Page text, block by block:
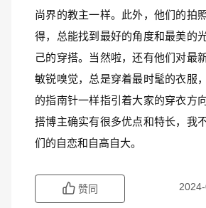
尚界的教主一样。此外，他们的拍
得，总能找到最好的角度和最美的
己的穿搭。当然啦，还有他们对最
敏锐嗅觉，总是穿着最时髦的衣服
的指南针一样指引着大家的穿衣方
搭博主确实有很多优点和特长，我
们的自恋和自高自大。
赞同